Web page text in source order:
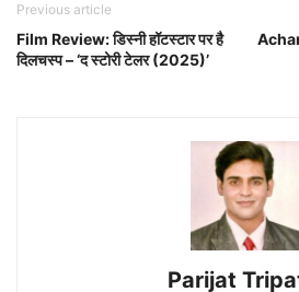
Previous article
Film Review: डिस्नी हॉटस्टार पर है
दिलचस्प – ‘द स्टोरी टेलर (2025)’
Parijat